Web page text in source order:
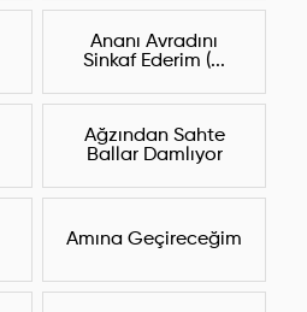
Ananı Avradını
Sinkaf Ederim (...
Ağzından Sahte
Ballar Damlıyor
Amına Geçireceğim